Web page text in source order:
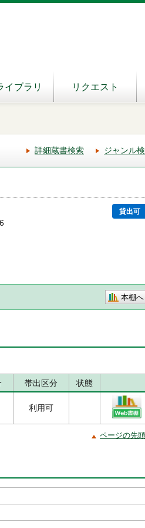
イブラリ リクエスト
詳細蔵書検索 ジャンル
貸出可
本棚へ
帯出区分 状態
利用可
ページの先